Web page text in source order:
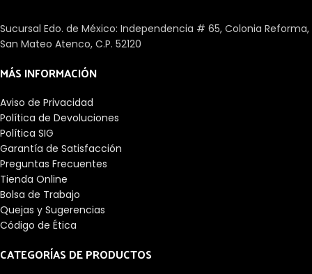
deben utilizarse
preferiblemente rodamientos
Sucursal Edo. de México: Independencia # 65, Colonia Reforma,
San Mateo Atenco, C.P. 52120
MÁS INFORMACIÓN
Aviso de Privacidad
Política de Devoluciones
Política SIG
Garantía de Satisfacción
Preguntas Frecuentes
Tienda Online
Bolsa de Trabajo
Quejas y Sugerencias
Código de Ética
CATEGORÍAS DE PRODUCTOS